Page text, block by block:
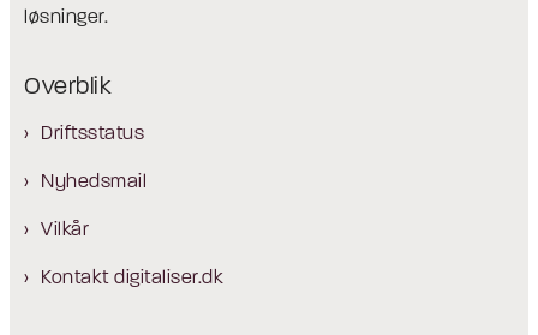
løsninger.
Overblik
Driftsstatus
Nyhedsmail
Vilkår
Kontakt digitaliser.dk